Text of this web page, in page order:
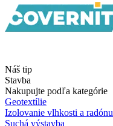
Náš tip
Stavba
Nakupujte podľa kategórie
Geotextílie
Izolovanie vlhkosti a radónu
Suchá výstavba